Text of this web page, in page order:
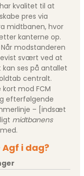
har kvalitet til at
pres via
midtbanen, hvor
kanterne op.
Når modstanderen
svært ved at
ses på antallet
centralt.
kort mod FCM
efterfølgende
– [indsæt
midtbanens
i dag?